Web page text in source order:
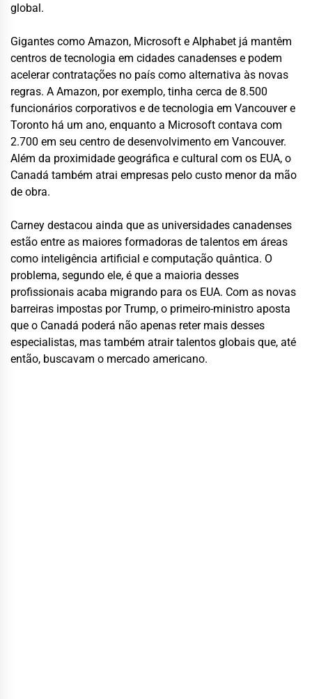
global.
Gigantes como Amazon, Microsoft e Alphabet já mantêm
centros de tecnologia em cidades canadenses e podem
acelerar contratações no país como alternativa às novas
regras. A Amazon, por exemplo, tinha cerca de 8.500
funcionários corporativos e de tecnologia em Vancouver e
Toronto há um ano, enquanto a Microsoft contava com
2.700 em seu centro de desenvolvimento em Vancouver.
Além da proximidade geográfica e cultural com os EUA, o
Canadá também atrai empresas pelo custo menor da mão
de obra.
Carney destacou ainda que as universidades canadenses
estão entre as maiores formadoras de talentos em áreas
como inteligência artificial e computação quântica. O
problema, segundo ele, é que a maioria desses
profissionais acaba migrando para os EUA. Com as novas
barreiras impostas por Trump, o primeiro-ministro aposta
que o Canadá poderá não apenas reter mais desses
especialistas, mas também atrair talentos globais que, até
então, buscavam o mercado americano.